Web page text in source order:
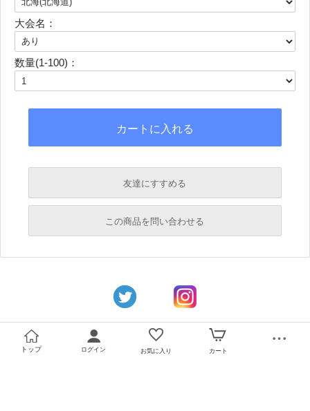
大会名：
数量(1-100)：
友達にすすめる
必須
必須
この商品を問い合わせる
必須
トップ ログイン お気に入り カート